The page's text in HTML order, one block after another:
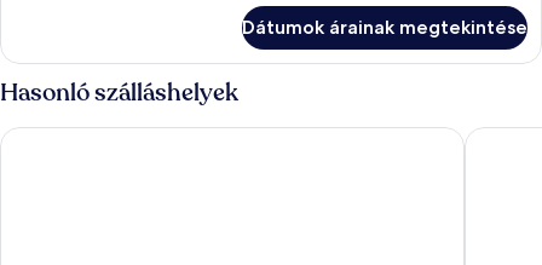
Dátumok árainak megtekintése
Hasonló szálláshelyek
Campanile PRIME - Nice Airport ibis